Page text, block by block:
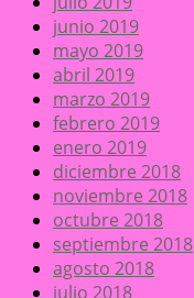
junio 2019
mayo 2019
abril 2019
marzo 2019
febrero 2019
enero 2019
diciembre 2018
noviembre 2018
octubre 2018
septiembre 2018
agosto 2018
julio 2018